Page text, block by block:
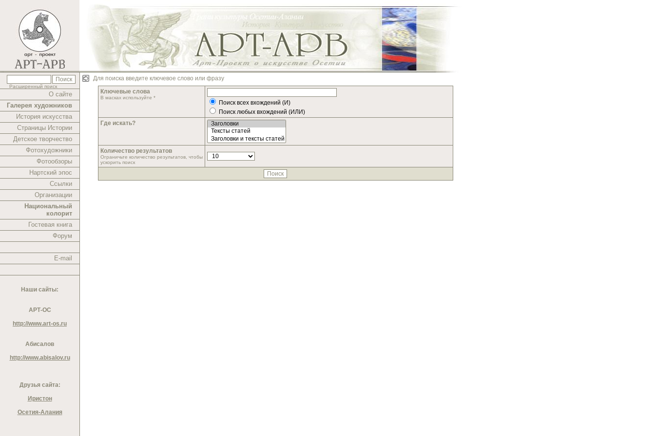
Расширенный поиск
О сайте
Галерея художников
История искусства
Страницы Истории
Детское творчество
Фотохудожники
Фотообзоры
Нартский эпос
Ссылки
Организации
Национальный
колорит
Гостевая книга
Форум
E-mail
Наши сайты:
АРТ-ОС
http://www.art-os.ru
Абисалов
http://www.abisalov.ru
Друзья сайта:
Иристон
Осетия-Алания
Для поиска введите ключевое слово или фразу
Ключевые слова
В масках используйте *
Поиск всех вхождений (И)
Поиск любых вхождений (ИЛИ)
Где искать?
Количество результатов
Ограничьте количество результатов, чтобы
ускорить поиск